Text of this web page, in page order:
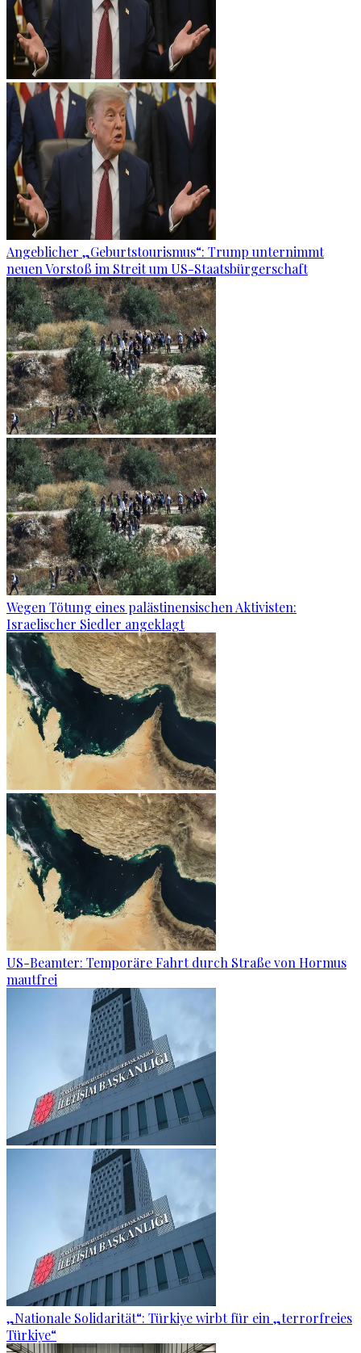
Angeblicher „Geburtstourismus“: Trump unternimmt
neuen Vorstoß im Streit um US-Staatsbürgerschaft
Wegen Tötung eines palästinensischen Aktivisten:
Israelischer Siedler angeklagt
US-Beamter: Temporäre Fahrt durch Straße von Hormus
mautfrei
„Nationale Solidarität“: Türkiye wirbt für ein „terrorfreies
Türkiye“